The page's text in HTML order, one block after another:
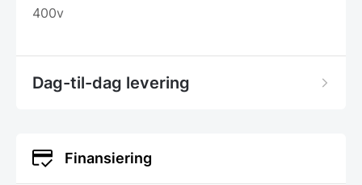
400v
Dag-til-dag levering
Finansiering